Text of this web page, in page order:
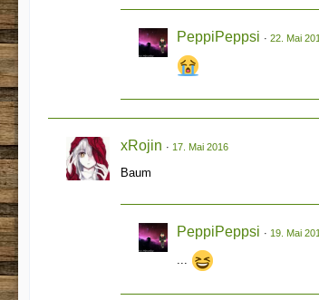
PeppiPeppsi 22. Mai
xRojin 17. Mai 2016
Baum
PeppiPeppsi 19. Mai
...